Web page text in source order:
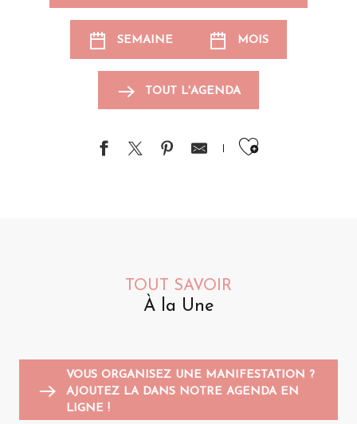
SEMAINE MOIS
TOUT L'AGENDA
Ajouter
TOUT SAVOIR
À la Une
VOUS ORGANISEZ UNE MANIFESTATION ?
AJOUTEZ LA DANS NOTRE AGENDA EN
LIGNE !